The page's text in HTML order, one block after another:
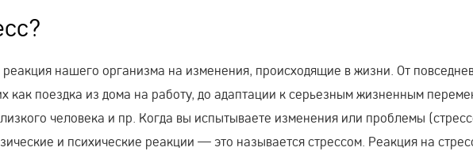
нашего организма на изменения, происходящие в жизни. От
как поездка из дома на работу, до адаптации к серьезным жизненным
человека и пр. Когда вы испытываете изменения или проблемы
и психические реакции — это называется стрессом. Реакция на